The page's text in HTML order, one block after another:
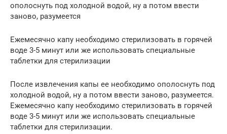
ополоснуть под холодной водой, ну а потом ввести
заново, разумеется
Ежемесячно капу необходимо стерилизовать в горячей
воде 3-5 минут или же использовать специальные
таблетки для стерилизации
После извлечения капы ее необходимо ополоснуть под
холодной водой, ну а потом ввести заново, разумеется.
Ежемесячно капу необходимо стерилизовать в горячей
воде 3-5 минут или же использовать специальные
таблетки для стерилизации.